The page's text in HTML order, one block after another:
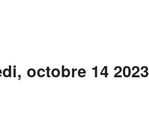
octobre 14 2023